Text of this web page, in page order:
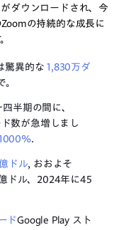
ダウンロードされ、今
の持続的な成長に
驚異的な 1,830万ダ
半期の間に、
数が急増しまし
.
ドル, おおよそ
ドル、2024年に45
ドGoogle Play スト